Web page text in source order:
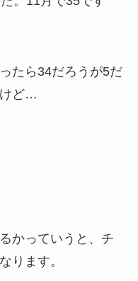
たら34だろうが5だ
ど…
かっていうと、チ
ります。